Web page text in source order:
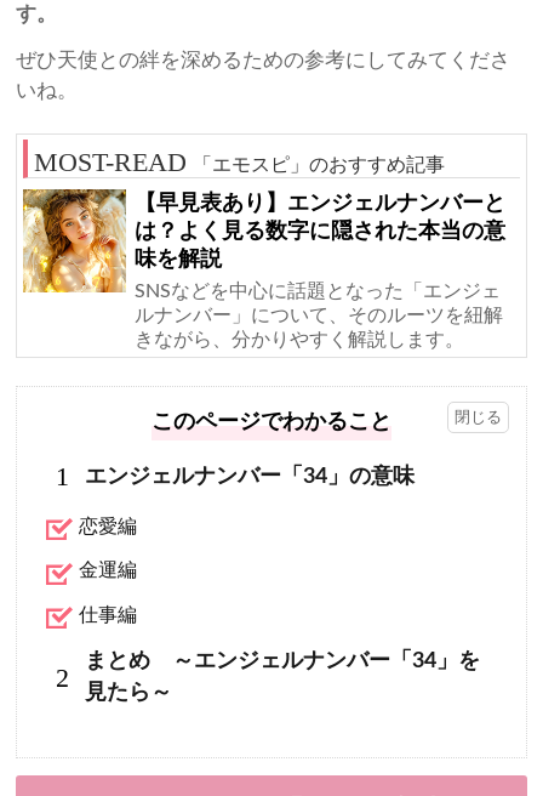
す。
ぜひ天使との絆を深めるための参考にしてみてくださ
いね。
「エモスピ」のおすすめ記事
【早見表あり】エンジェルナンバーと
は？よく見る数字に隠された本当の意
味を解説
SNSなどを中心に話題となった「エンジェ
ルナンバー」について、そのルーツを紐解
きながら、分かりやすく解説します。
このページでわかること
1 エンジェルナンバー「34」の意味
恋愛編
金運編
仕事編
2
まとめ ～エンジェルナンバー「34」を
見たら～